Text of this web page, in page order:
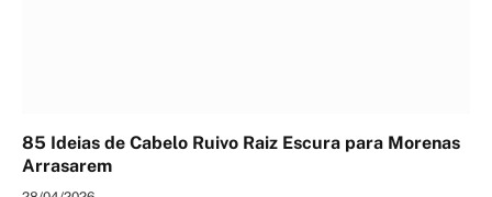
85 Ideias de Cabelo Ruivo Raiz Escura para Morenas
Arrasarem